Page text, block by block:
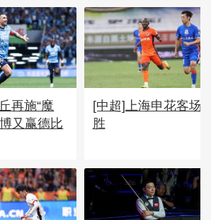
再施“魔
又赢德比
[中超]上海申花客场
胜